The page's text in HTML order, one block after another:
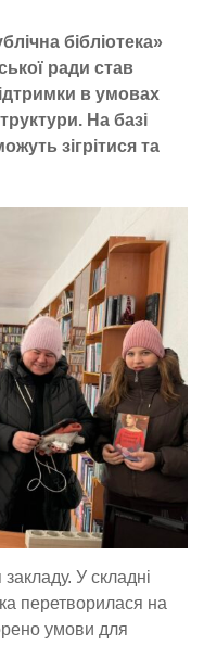
бібліотека»
ради став
в умовах
На базі
зігрітися та
закладу. У складні
перетворилася на
умови для